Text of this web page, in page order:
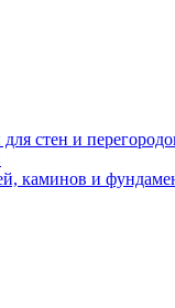
стен и
каминов и